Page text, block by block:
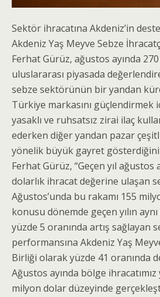
Sektör ihracatına Akdeniz’in
Akdeniz Yaş Meyve Sebze
Ferhat Gürüz, ağustos ayında
uluslararası piyasada
sebze sektörünün bir yandan
Türkiye markasını güçlendirmek
yasaklı ve ruhsatsız zirai ilaç
ederken diğer yandan pazar
yönelik büyük gayret gösterdiğini
Ferhat Gürüz, “Geçen yıl ağustos
dolarlık ihracat değerine ulaşan
Ağustos’unda bu rakamı 155
konusu dönemde geçen yılın
yüzde 5 oranında artış sağlayan
performansına Akdeniz Yaş
Birliği olarak yüzde 41 oranında
Ağustos ayında bölge
milyon dolar düzeyinde